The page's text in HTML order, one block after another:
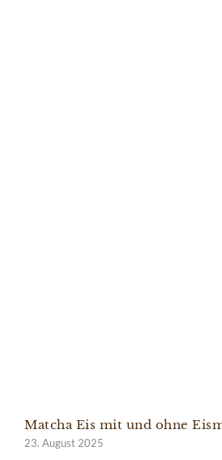
Matcha Eis mit und ohne
23. August 2025